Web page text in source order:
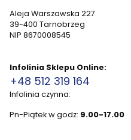
Aleja Warszawska 227
39-400 Tarnobrzeg
NIP 8670008545
Infolinia Sklepu Online:
+48 512 319 164
Infolinia czynna:
Pn-Piątek w godz: 9.00-17.00